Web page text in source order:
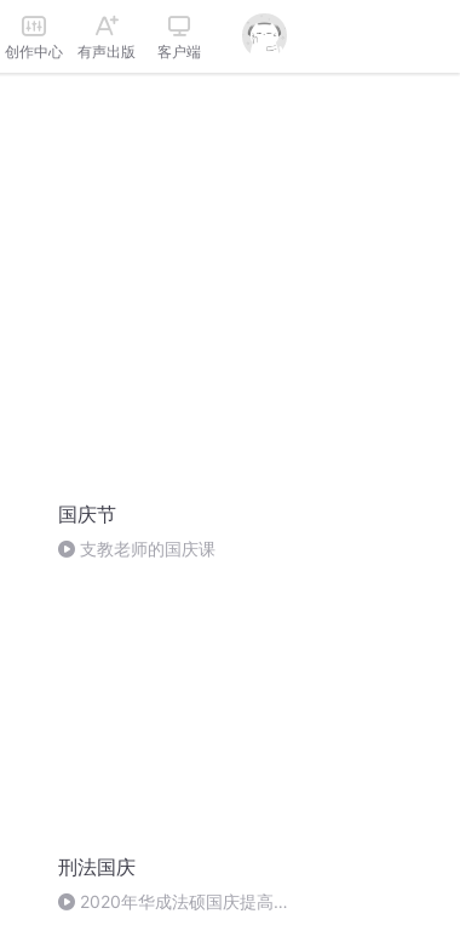
创作中心 有声出版 客户端
国庆节
支教老师的国庆课
刑法国庆
2020年华成法硕国庆提高班